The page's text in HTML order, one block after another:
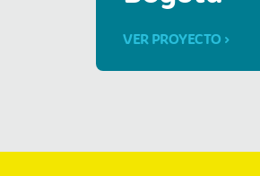
VER PROYECTO >